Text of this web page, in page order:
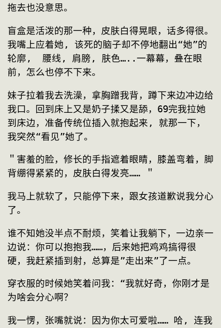
拖去也没意思。
盲盒是活泼的那一种，皮肤白得晃眼，话多得很。
我嘴上应着她, 该死的脑子却不停地翻出“她”的
轮廓,  腰线, 肩膀, 肤色…..一幕幕，叠在眼
前，怎么也停不下来。
妹子拉着我去洗澡，拿胸蹭我背，蹲下来边冲边给
我口。回到床上又是奶子揉又是舔，69完我拉她
到床边，准备传统位插入就抱起来, 就那一下，
我突然“看见”她了。
＂害羞的脸，修长的手指遮着眼睛，膝盖弯着，脚
背绷得紧紧的，皮肤白得发亮…… ＂
我马上就软了，只能停下来，跟女孩道歉说我分心
了。
谁不知她没半点不耐烦，笑着让我躺下，一边亲一
边说：你可以抱抱我……，后来她把鸡鸡搞得很
硬，我赶紧插到射，总算是”走出来”了一点。
穿衣服的时候她笑着问我：“我就好奇，你刚才是
为啥会分心啊？
我一愣，张嘴就说：因为你太可爱啦…… 哈, 连我